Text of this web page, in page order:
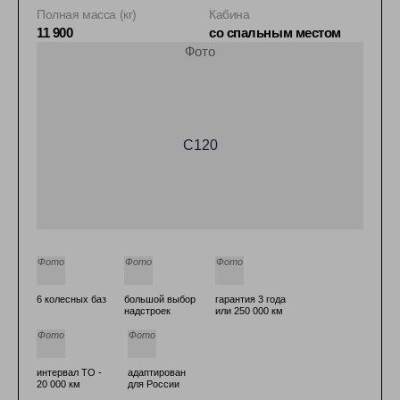
Полная масса (кг)
11 900
Кабина
со спальным местом
6 колесных баз
большой выбор
надстроек
гарантия 3 года
или 250 000 км
интервал ТО -
20 000 км
адаптирован
для России